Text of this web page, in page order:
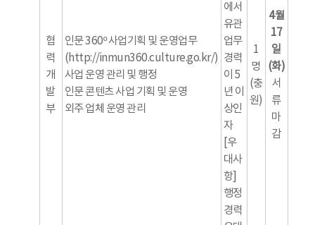
협
력
개
발
부
인문 360º 사업기획 및 운영업무
(http://inmun360.culture.go.kr/)
사업 운영 관리 및 행정
인문 콘텐츠 사업 기획 및 운영
외주 업체 운영 관리
에서
유관
업무
경력
이 5
년 이
상인
자
[우
대사
항]
행정
경력
1
명
(충
원)
4월
17
일
(화)
서
류
마
감